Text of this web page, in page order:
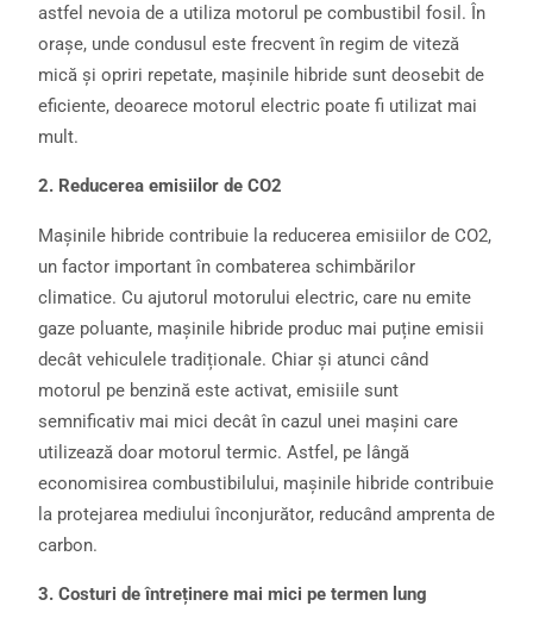
astfel nevoia de a utiliza motorul pe combustibil fosil. În
orașe, unde condusul este frecvent în regim de viteză
mică și opriri repetate, mașinile hibride sunt deosebit de
eficiente, deoarece motorul electric poate fi utilizat mai
mult.
2. Reducerea emisiilor de CO2
Mașinile hibride contribuie la reducerea emisiilor de CO2,
un factor important în combaterea schimbărilor
climatice. Cu ajutorul motorului electric, care nu emite
gaze poluante, mașinile hibride produc mai puține emisii
decât vehiculele tradiționale. Chiar și atunci când
motorul pe benzină este activat, emisiile sunt
semnificativ mai mici decât în cazul unei mașini care
utilizează doar motorul termic. Astfel, pe lângă
economisirea combustibilului, mașinile hibride contribuie
la protejarea mediului înconjurător, reducând amprenta de
carbon.
3. Costuri de întreținere mai mici pe termen lung